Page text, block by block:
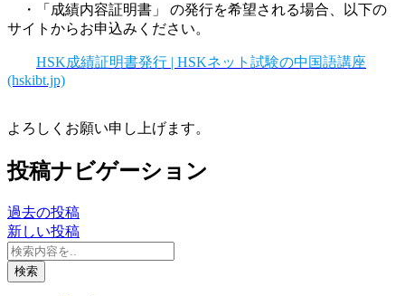
・「成績内容証明書」 の発行を希望される場合、以下の
サイトからお申込みください。
HSK成績証明書発行 | HSKネット試験の中国語講座
(hskibt.jp)
よろしくお願い申し上げます。
投稿ナビゲーション
過去の投稿
新しい投稿
検索